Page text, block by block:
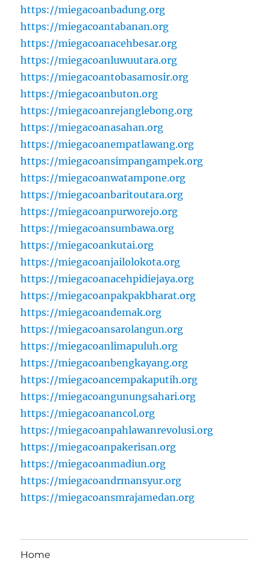
https://miegacoanbadung.org
https://miegacoantabanan.org
https://miegacoanacehbesar.org
https://miegacoanluwuutara.org
https://miegacoantobasamosir.org
https://miegacoanbuton.org
https://miegacoanrejanglebong.org
https://miegacoanasahan.org
https://miegacoanempatlawang.org
https://miegacoansimpangampek.org
https://miegacoanwatampone.org
https://miegacoanbaritoutara.org
https://miegacoanpurworejo.org
https://miegacoansumbawa.org
https://miegacoankutai.org
https://miegacoanjailolokota.org
https://miegacoanacehpidiejaya.org
https://miegacoanpakpakbharat.org
https://miegacoandemak.org
https://miegacoansarolangun.org
https://miegacoanlimapuluh.org
https://miegacoanbengkayang.org
https://miegacoancempakaputih.org
https://miegacoangunungsahari.org
https://miegacoanancol.org
https://miegacoanpahlawanrevolusi.org
https://miegacoanpakerisan.org
https://miegacoanmadiun.org
https://miegacoandrmansyur.org
https://miegacoansmrajamedan.org
Home